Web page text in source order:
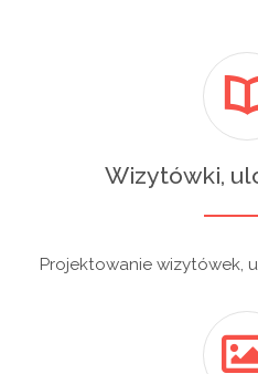
Wizytówki,
Projektowanie wizytówek,